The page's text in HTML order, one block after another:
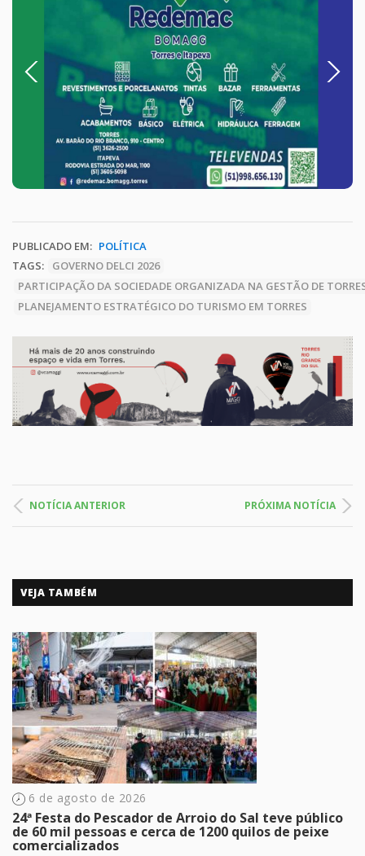
Previous Next
PUBLICADO EM: POLÍTICA
TAGS:
GOVERNO DELCI 2026
PARTICIPAÇÃO DA SOCIEDADE ORGANIZADA NA GESTÃO DE
PLANEJAMENTO ESTRATÉGICO DO TURISMO EM TORRES
NOTÍCIA ANTERIOR PRÓXIMA NOTÍCIA
VEJA TAMBÉM
6 de agosto de 2026
24ª Festa do Pescador de Arroio do Sal teve público
de 60 mil pessoas e cerca de 1200 quilos de peixe
comercializados